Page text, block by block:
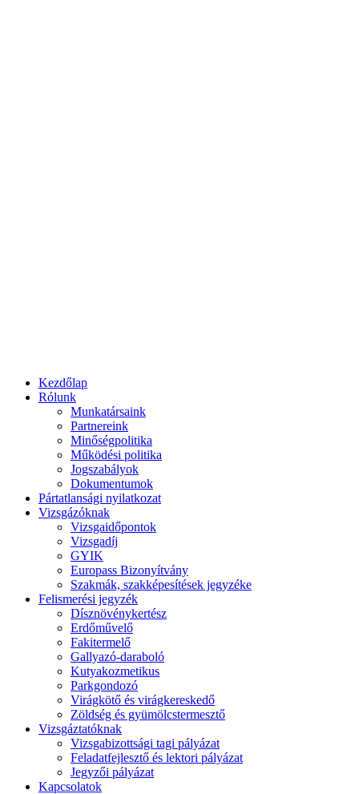
Kezdőlap
Rólunk
Munkatársaink
Partnereink
Minőségpolitika
Működési politika
Jogszabályok
Dokumentumok
Pártatlansági nyilatkozat
Vizsgázóknak
Vizsgaidőpontok
Vizsgadíj
GYIK
Europass Bizonyítvány
Szakmák, szakképesítések jegyzéke
Felismerési jegyzék
Dísznövénykertész
Erdőművelő
Fakitermelő
Gallyazó-daraboló
Kutyakozmetikus
Parkgondozó
Virágkötő és virágkereskedő
Zöldség és gyümölcstermesztő
Vizsgáztatóknak
Vizsgabizottsági tagi pályázat
Feladatfejlesztő és lektori pályázat
Jegyzői pályázat
Kapcsolatok